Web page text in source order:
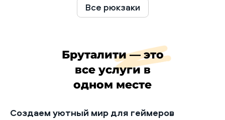
Все рюкзаки
Бруталити — это
все услуги в
одном месте
Создаем уютный мир для геймеров